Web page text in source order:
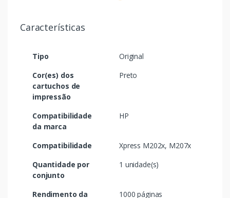
Características
Tipo
Original
Cor(es) dos
cartuchos de
impressão
Preto
Compatibilidade
da marca
HP
Compatibilidade
Xpress M202x, M207x
Quantidade por
conjunto
1 unidade(s)
Rendimento da 1000 páginas